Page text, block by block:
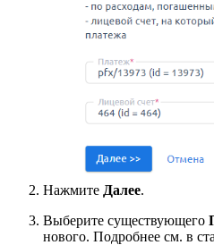
Нажмите Далее.
Выберите существующего
нового. Подробнее см. в